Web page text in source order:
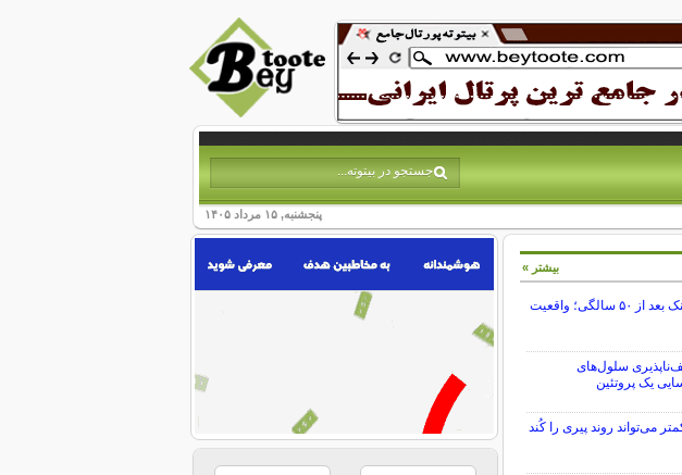
پنجشنبه, ۱۵ مرداد ۱۴۰۵
خداحافظی با عینک بعد از ۵۰ سالگی؛ واقعیت
سلول‌های
یک پروتئین
می‌تواند روند پیری را کُند
بیشتر »